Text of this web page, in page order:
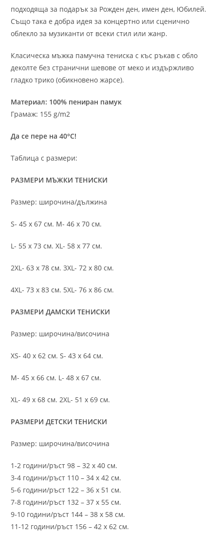
подходяща за подарък за Рожден ден, имен ден, Юбилей.
Също така е добра идея за концертно или сценично
облекло за музиканти от всеки стил или жанр.
Класическа мъжка памучна тениска с къс ръкав с обло
деколте без странични шевове от меко и издържливо
гладко трико (обикновено жарсе).
Материал: 100% пениран памук
Грамаж: 155 g/m2
Да се пере на 40°C!
Таблица с размери:
РАЗМЕРИ МЪЖКИ ТЕНИСКИ
Размер: широчина/дължина
S- 45 х 67 см. M- 46 х 70 см.
L- 55 х 73 см. XL- 58 х 77 см.
2XL- 63 х 78 см. 3XL- 72 х 80 см.
4XL- 73 х 83 см. 5XL- 76 х 86 см.
РАЗМЕРИ ДАМСКИ ТЕНИСКИ
Размер: широчина/височина
XS- 40 х 62 см. S- 43 х 64 см.
M- 45 х 66 см. L- 48 х 67 см.
XL- 49 х 68 см. 2XL- 51 х 69 см.
РАЗМЕРИ ДЕТСКИ ТЕНИСКИ
Размер: широчина/височина
1-2 години/ръст 98 – 32 х 40 см.
3-4 години/ръст 110 – 34 х 42 см.
5-6 години/ръст 122 – 36 х 51 см.
7-8 години/ръст 132 – 37 х 55 см.
9-10 години/ръст 144 – 38 х 58 см.
11-12 години/ръст 156 – 42 x 62 см.